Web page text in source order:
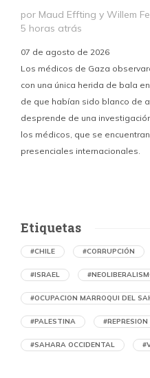
por Maud Effting y Willem
5 horas atrás
07 de agosto de 2026
Los médicos de Gaza
con una única herida de bala
de que habían sido blanco de
desprende de una
los médicos, que se
presenciales internacionales.
Ejecución de niños
Etiquetas
#CHILE #CORRUPCIÓN
#ISRAEL
#OCUPACION MARROQUI DEL
#PALESTINA #REPRESION
#SAHARA OCCIDENTAL